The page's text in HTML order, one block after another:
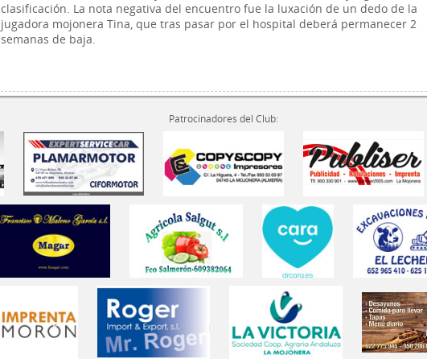
clasificación. La nota negativa del encuentro fue la luxación de un dedo de la
jugadora mojonera Tina, que tras pasar por el hospital deberá permanecer 2
semanas de baja.
Patrocinadores del Club: